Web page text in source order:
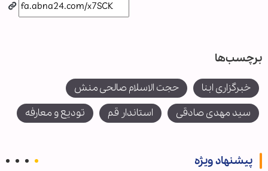
برچسب‌ها
خبرگزاری ابنا
حجت الاسلام صالحی منش
سید مهدی صادقی
استاندار قم تودیع و معارفه
پیشنهاد ویژه